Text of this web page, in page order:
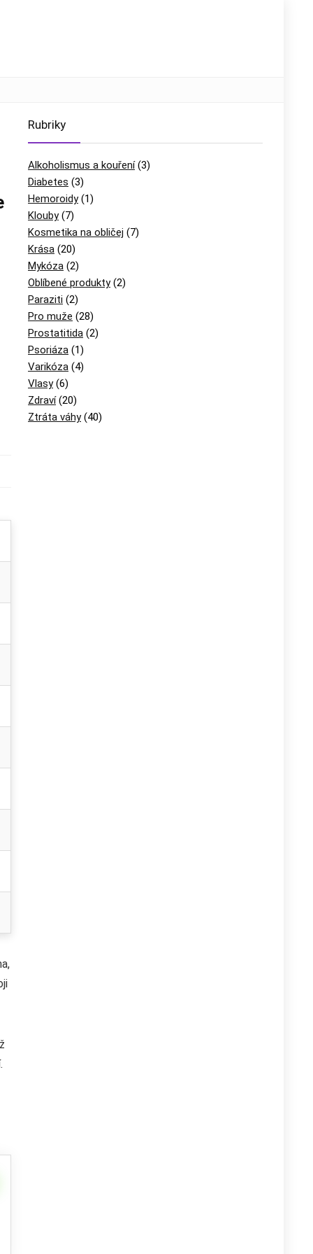
Rubriky
Alkoholismus a kouření(3)
Diabetes (3)
Hemoroidy(1)
Klouby(7)
Kosmetika na obličej (7)
Krása (20)
Mykóza (2)
Oblíbené produkty(2)
Paraziti (2)
Pro muže (28)
Prostatitida (2)
Psoriáza (1)
Varikóza (4)
Vlasy(6)
Zdraví(20)
Ztráta váhy(40)